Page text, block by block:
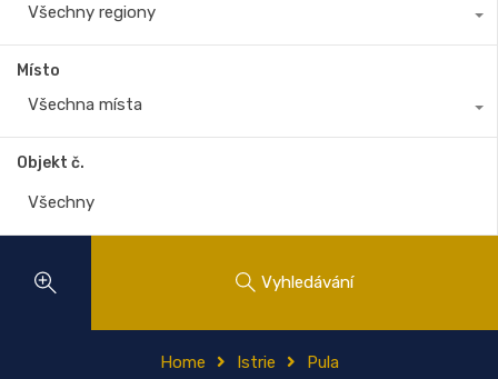
Všechny regiony
Místo
Všechna místa
Objekt č.
Vyhledávání
Home Istrie Pula